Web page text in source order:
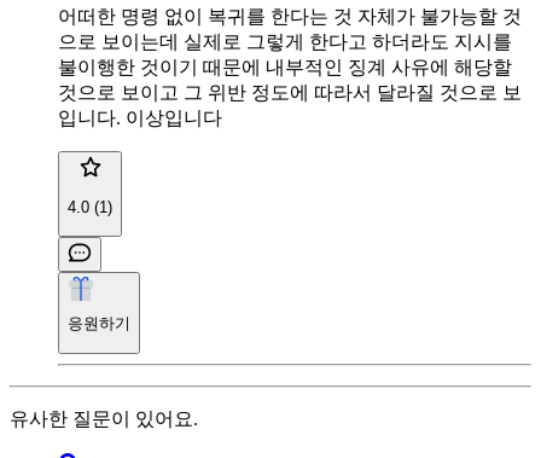
어떠한 명령 없이 복귀를 한다는 것 자체가 불가능할 것
으로 보이는데 실제로 그렇게 한다고 하더라도 지시를
불이행한 것이기 때문에 내부적인 징계 사유에 해당할
것으로 보이고 그 위반 정도에 따라서 달라질 것으로 보
입니다. 이상입니다
4.0 (1)
응원하기
유사한 질문이 있어요.